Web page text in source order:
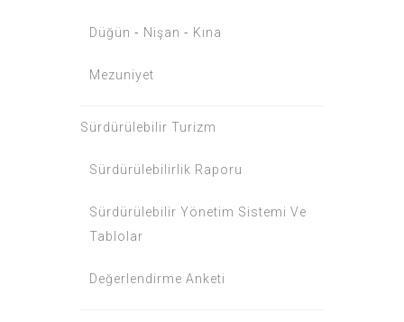
Düğün ⁃ Nişan ⁃ Kına
Mezuniyet
Sürdürülebilir Turizm
Sürdürülebilirlik Raporu
Sürdürülebilir Yönetim Sistemi Ve
Tablolar
Değerlendirme Anketi